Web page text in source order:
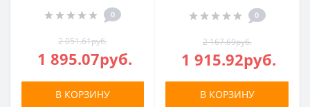
0
2 051.61руб.
1 895.07руб.
В КОРЗИНУ
0
2 167.69руб.
1 915.92руб.
В КОРЗИНУ